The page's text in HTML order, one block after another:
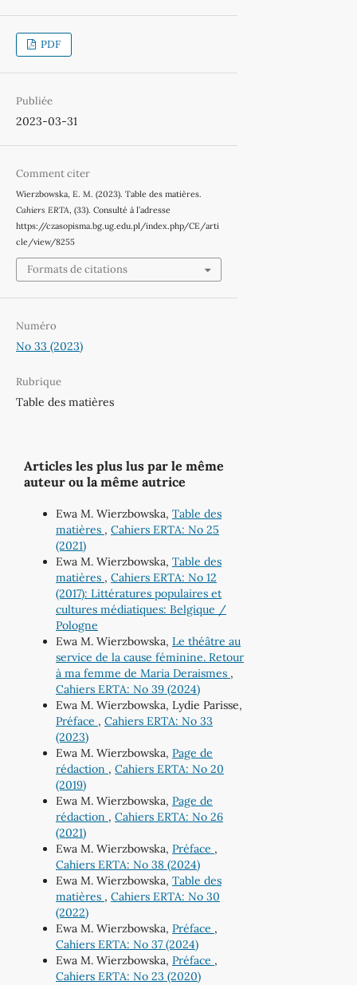
PDF
Publiée
2023-03-31
Comment citer
Wierzbowska, E. M. (2023). Table des matières.
Cahiers ERTA , (33). Consulté à l’adresse
https://czasopisma.bg.ug.edu.pl/index.php/CE/arti
cle/view/8255
Formats de citations
Numéro
No 33 (2023)
Rubrique
Table des matières
Articles les plus lus par le même
auteur ou la même autrice
Ewa M. Wierzbowska, Table des
matières , Cahiers ERTA: No 25
(2021)
Ewa M. Wierzbowska, Table des
matières , Cahiers ERTA: No 12
(2017): Littératures populaires et
cultures médiatiques: Belgique /
Pologne
Ewa M. Wierzbowska, Le théâtre au
service de la cause féminine. Retour
à ma femme de Maria Deraismes ,
Cahiers ERTA: No 39 (2024)
Ewa M. Wierzbowska, Lydie Parisse,
Préface , Cahiers ERTA: No 33
(2023)
Ewa M. Wierzbowska, Page de
rédaction , Cahiers ERTA: No 20
(2019)
Ewa M. Wierzbowska, Page de
rédaction , Cahiers ERTA: No 26
(2021)
Ewa M. Wierzbowska, Préface ,
Cahiers ERTA: No 38 (2024)
Ewa M. Wierzbowska, Table des
matières , Cahiers ERTA: No 30
(2022)
Ewa M. Wierzbowska, Préface ,
Cahiers ERTA: No 37 (2024)
Ewa M. Wierzbowska, Préface ,
Cahiers ERTA: No 23 (2020)